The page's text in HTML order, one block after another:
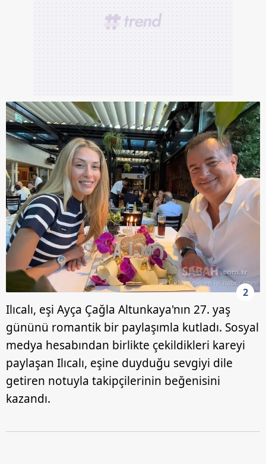
2
Ilıcalı, eşi Ayça Çağla Altunkaya'nın 27. yaş
gününü romantik bir paylaşımla kutladı. Sosyal
medya hesabından birlikte çekildikleri kareyi
paylaşan Ilıcalı, eşine duyduğu sevgiyi dile
getiren notuyla takipçilerinin beğenisini
kazandı.